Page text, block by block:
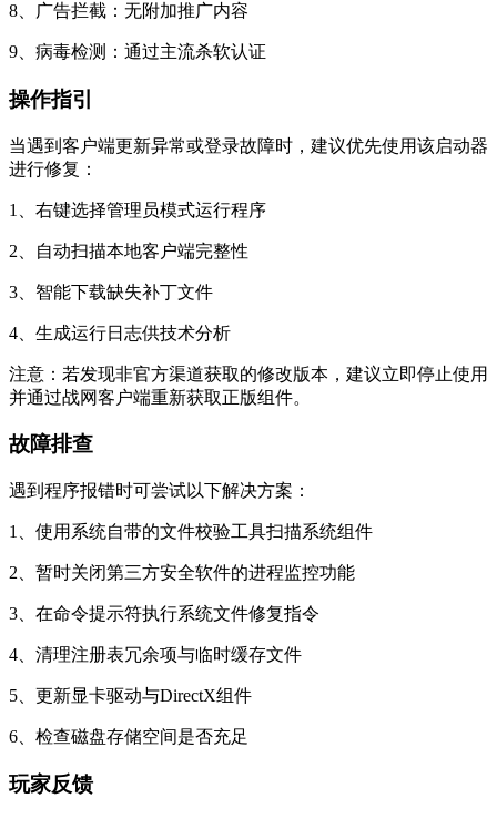
8、广告拦截：无附加推广内容
9、病毒检测：通过主流杀软认证
操作指引
当遇到客户端更新异常或登录故障时，建议优先使用该启动器
进行修复：
1、右键选择管理员模式运行程序
2、自动扫描本地客户端完整性
3、智能下载缺失补丁文件
4、生成运行日志供技术分析
注意：若发现非官方渠道获取的修改版本，建议立即停止使用
并通过战网客户端重新获取正版组件。
故障排查
遇到程序报错时可尝试以下解决方案：
1、使用系统自带的文件校验工具扫描系统组件
2、暂时关闭第三方安全软件的进程监控功能
3、在命令提示符执行系统文件修复指令
4、清理注册表冗余项与临时缓存文件
5、更新显卡驱动与DirectX组件
6、检查磁盘存储空间是否充足
玩家反馈